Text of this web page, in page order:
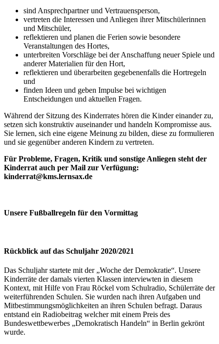
sind Ansprechpartner und Vertrauensperson,
vertreten die Interessen und Anliegen ihrer Mitschülerinnen
und Mitschüler,
reflektieren und planen die Ferien sowie besondere
Veranstaltungen des Hortes,
unterbreiten Vorschläge bei der Anschaffung neuer Spiele und
anderer Materialien für den Hort,
reflektieren und überarbeiten gegebenenfalls die Hortregeln
und
finden Ideen und geben Impulse bei wichtigen
Entscheidungen und aktuellen Fragen.
Während der Sitzung des Kinderrates hören die Kinder einander zu,
setzen sich konstruktiv auseinander und handeln Kompromisse aus.
Sie lernen, sich eine eigene Meinung zu bilden, diese zu formulieren
und sie gegenüber anderen Kindern zu vertreten.
Für Probleme, Fragen, Kritik und sonstige Anliegen steht der
Kinderrat auch per Mail zur Verfügung:
kinderrat@kms.lernsax.de
Unsere Fußballregeln für den Vormittag
Rückblick auf das Schuljahr 2020/2021
Das Schuljahr startete mit der „Woche der Demokratie“. Unsere
Kinderräte der damals vierten Klassen interviewten in diesem
Kontext, mit Hilfe von Frau Röckel vom Schulradio, Schülerräte der
weiterführenden Schulen. Sie wurden nach ihren Aufgaben und
Mitbestimmungsmöglichkeiten an ihren Schulen befragt. Daraus
entstand ein Radiobeitrag welcher mit einem Preis des
Bundeswettbewerbes „Demokratisch Handeln“ in Berlin gekrönt
wurde.